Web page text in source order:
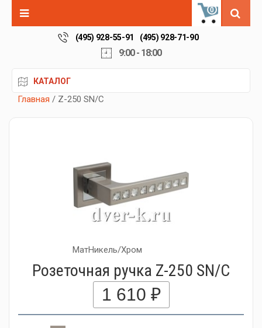
0
(495) 928-55-91 (495) 928-71-90
9:00 - 18:00
КАТАЛОГ
Главная / Z-250 SN/C
МатНикель/Хром
Розеточная ручка Z-250 SN/C
1 610 ₽